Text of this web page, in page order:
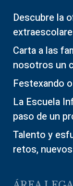
Descubre la
Carta a las
nosotros un
Festexando
La Escuela
paso de un
Talento y
retos,